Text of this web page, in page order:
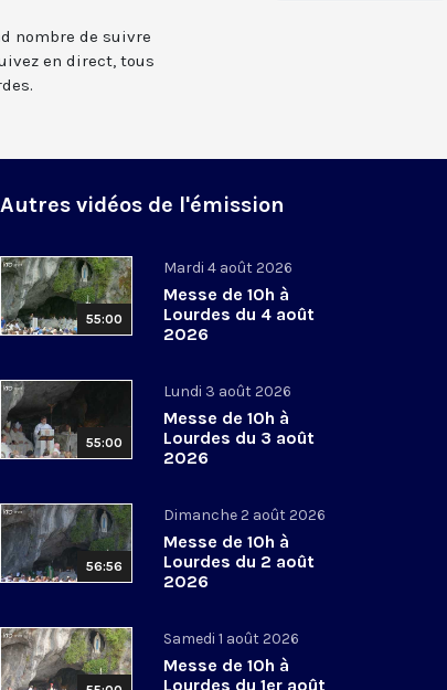
nombre de suivre
en direct, tous
Autres vidéos de l'émission
55:00
Mardi 4 août 2026
Messe de 10h à
Lourdes du 4 août
2026
55:00
Lundi 3 août 2026
Messe de 10h à
Lourdes du 3 août
2026
56:56
Dimanche 2 août 2026
Messe de 10h à
Lourdes du 2 août
2026
Samedi 1 août 2026
Messe de 10h à
Lourdes du 1er août